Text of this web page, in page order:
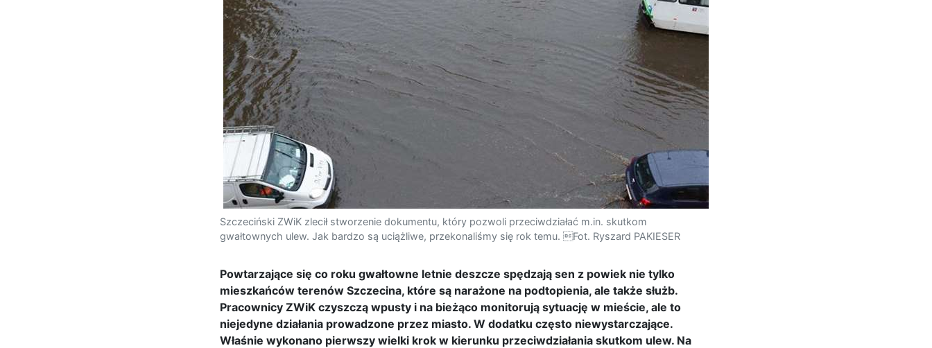
Szczeciński ZWiK zlecił stworzenie dokumentu, który pozwoli przeciwdziałać m.in. skutkom
gwałtownych ulew. Jak bardzo są uciążliwe, przekonaliśmy się rok temu. Fot. Ryszard PAKIESER
Powtarzające się co roku gwałtowne letnie deszcze spędzają sen z powiek nie tylko
mieszkańców terenów Szczecina, które są narażone na podtopienia, ale także służb.
Pracownicy ZWiK czyszczą wpusty i na bieżąco monitorują sytuację w mieście, ale to
niejedyne działania prowadzone przez miasto. W dodatku często niewystarczające.
Właśnie wykonano pierwszy wielki krok w kierunku przeciwdziałania skutkom ulew. Na